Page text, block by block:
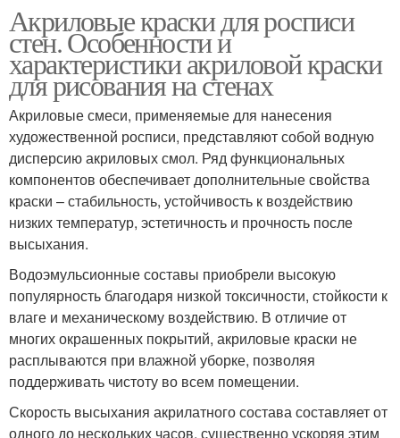
Акриловые краски для росписи
стен. Особенности и
характеристики акриловой краски
для рисования на стенах
Акриловые смеси, применяемые для нанесения
художественной росписи, представляют собой водную
дисперсию акриловых смол. Ряд функциональных
компонентов обеспечивает дополнительные свойства
краски – стабильность, устойчивость к воздействию
низких температур, эстетичность и прочность после
высыхания.
Водоэмульсионные составы приобрели высокую
популярность благодаря низкой токсичности, стойкости к
влаге и механическому воздействию. В отличие от
многих окрашенных покрытий, акриловые краски не
расплываются при влажной уборке, позволяя
поддерживать чистоту во всем помещении.
Скорость высыхания акрилатного состава составляет от
одного до нескольких часов, существенно ускоряя этим